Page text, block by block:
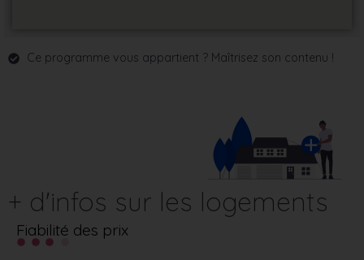
Ce programme vous appartient ? Maîtrisez son contenu !
+ d'infos sur les logements
Fiabilité des prix